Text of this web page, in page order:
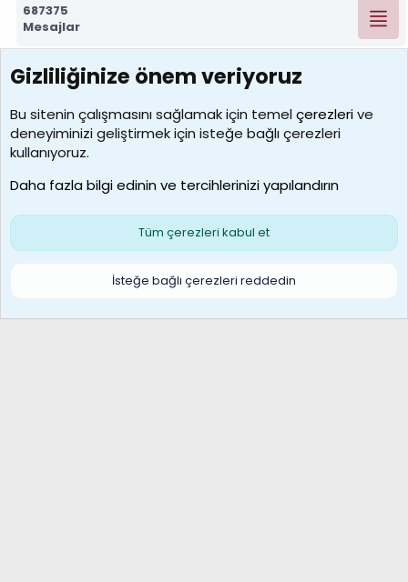
687375
Mesajlar
7392
Kullanıcılar
MosesBrownHayranı
Son üye
Çerezler
S
Gizliliğinize önem veriyoruz
Bu sitenin çalışmasını sağlamak için temelçerezlerive
deneyiminizi geliştirmek için isteğe bağlı çerezleri
kullanıyoruz.
Daha fazla bilgi edinin ve tercihlerinizi yapılandırın
Tüm çerezleri kabul et
İsteğe bağlı çerezleri reddedin